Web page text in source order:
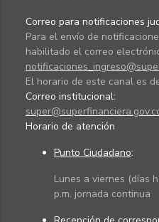
Correo para notificaciones
Para el envío de
habilitado el correo
El horario de este canal es
Correo institucional:
Horario de atención
Punto Ciudadano:
Lunes a viernes (días
p.m. jornada continua